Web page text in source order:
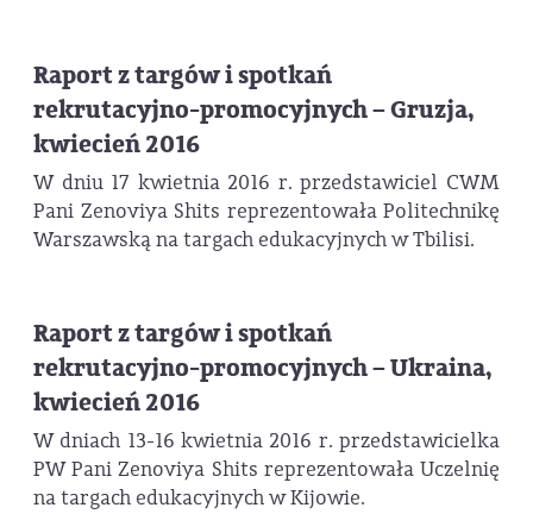
Raport z targów i spotkań
rekrutacyjno-promocyjnych – Gruzja,
kwiecień 2016
W dniu 17 kwietnia 2016 r. przedstawiciel CWM
Pani Zenoviya Shits reprezentowała Politechnikę
Warszawską na targach edukacyjnych w Tbilisi.
Raport z targów i spotkań
rekrutacyjno-promocyjnych – Ukraina,
kwiecień 2016
W dniach 13-16 kwietnia 2016 r. przedstawicielka
PW Pani Zenoviya Shits reprezentowała Uczelnię
na targach edukacyjnych w Kijowie.